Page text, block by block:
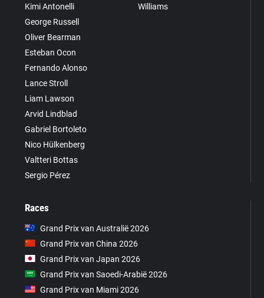
Kimi Antonelli
George Russell
Oliver Bearman
Esteban Ocon
Fernando Alonso
Lance Stroll
Liam Lawson
Arvid Lindblad
Gabriel Bortoleto
Nico Hülkenberg
Valtteri Bottas
Sergio Pérez
Williams
Races
Grand Prix van Australië 2026
Grand Prix van China 2026
Grand Prix van Japan 2026
Grand Prix van Saoedi-Arabië 2026
Grand Prix van Miami 2026